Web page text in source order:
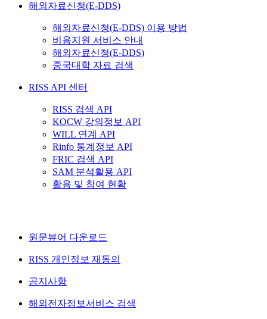
해외자료신청(E-DDS)
해외자료신청(E-DDS) 이용 방법
비용지원 서비스 안내
해외자료신청(E-DDS)
중국대학 자료 검색
RISS API 센터
RISS 검색 API
KOCW 강의정보 API
WILL 연계 API
Rinfo 통계정보 API
FRIC 검색 API
SAM 분석활용 API
활용 및 참여 현황
원문뷰어 다운로드
RISS 개인정보 재동의
공지사항
해외전자정보서비스 검색